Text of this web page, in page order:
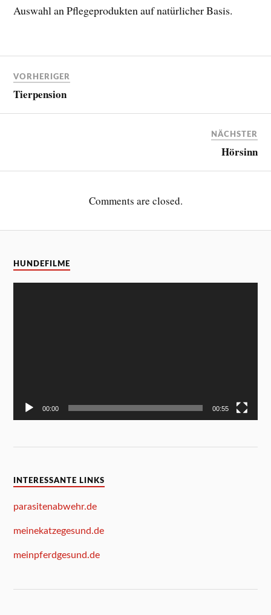
Auswahl an Pflegeprodukten auf natürlicher Basis.
VORHERIGER
Tierpension
NÄCHSTER
Hörsinn
Comments are closed.
HUNDEFILME
00:00 00:55
INTERESSANTE LINKS
parasitenabwehr.de
meinekatzegesund.de
meinpferdgesund.de